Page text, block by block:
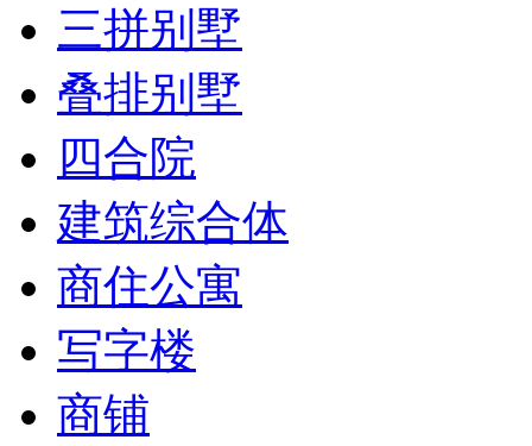
三拼别墅
叠排别墅
四合院
建筑综合体
商住公寓
写字楼
商铺